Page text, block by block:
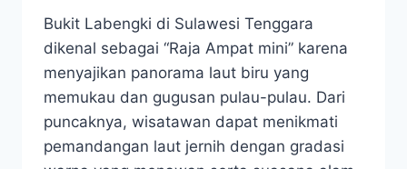
Bukit Labengki di Sulawesi Tenggara
dikenal sebagai “Raja Ampat mini” karena
menyajikan panorama laut biru yang
memukau dan gugusan pulau-pulau. Dari
puncaknya, wisatawan dapat menikmati
pemandangan laut jernih dengan gradasi